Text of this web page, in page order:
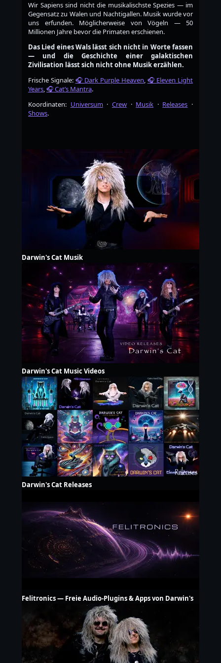
Wir Sapiens sind nicht die musikalischste Spezies — im
Gegensatz zu Walen und Nachtigallen. Musik wurde vor
uns erfunden. Möglicherweise von Vögeln — 50
Millionen Jahre bevor die Primaten erschienen.
Das Lied eines Wals lässt sich nicht in Worte fassen
— und die Geschichte einer galaktischen
Zivilisation lässt sich nicht ohne Musik erzählen.
Frische Signale:
Dark Purple Heaven,
Eleven Light
Years, Cat’s Mantra.
Koordinaten: Universum· Crew· Musik · Releases ·
Shows.
Darwin's Cat Musik
Darwin's Cat Music Videos
Darwin's Cat Releases
Felitronics — Freie Audio-Plugins & Apps von Darwin's